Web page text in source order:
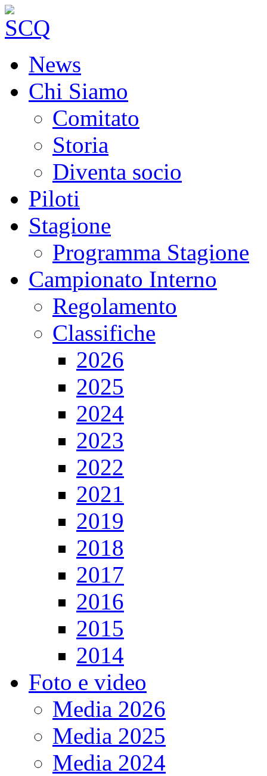
News
Chi Siamo
Comitato
Storia
Diventa socio
Piloti
Stagione
Programma Stagione
Campionato Interno
Regolamento
Classifiche
2026
2025
2024
2023
2022
2021
2019
2018
2017
2016
2015
2014
Foto e video
Media 2026
Media 2025
Media 2024